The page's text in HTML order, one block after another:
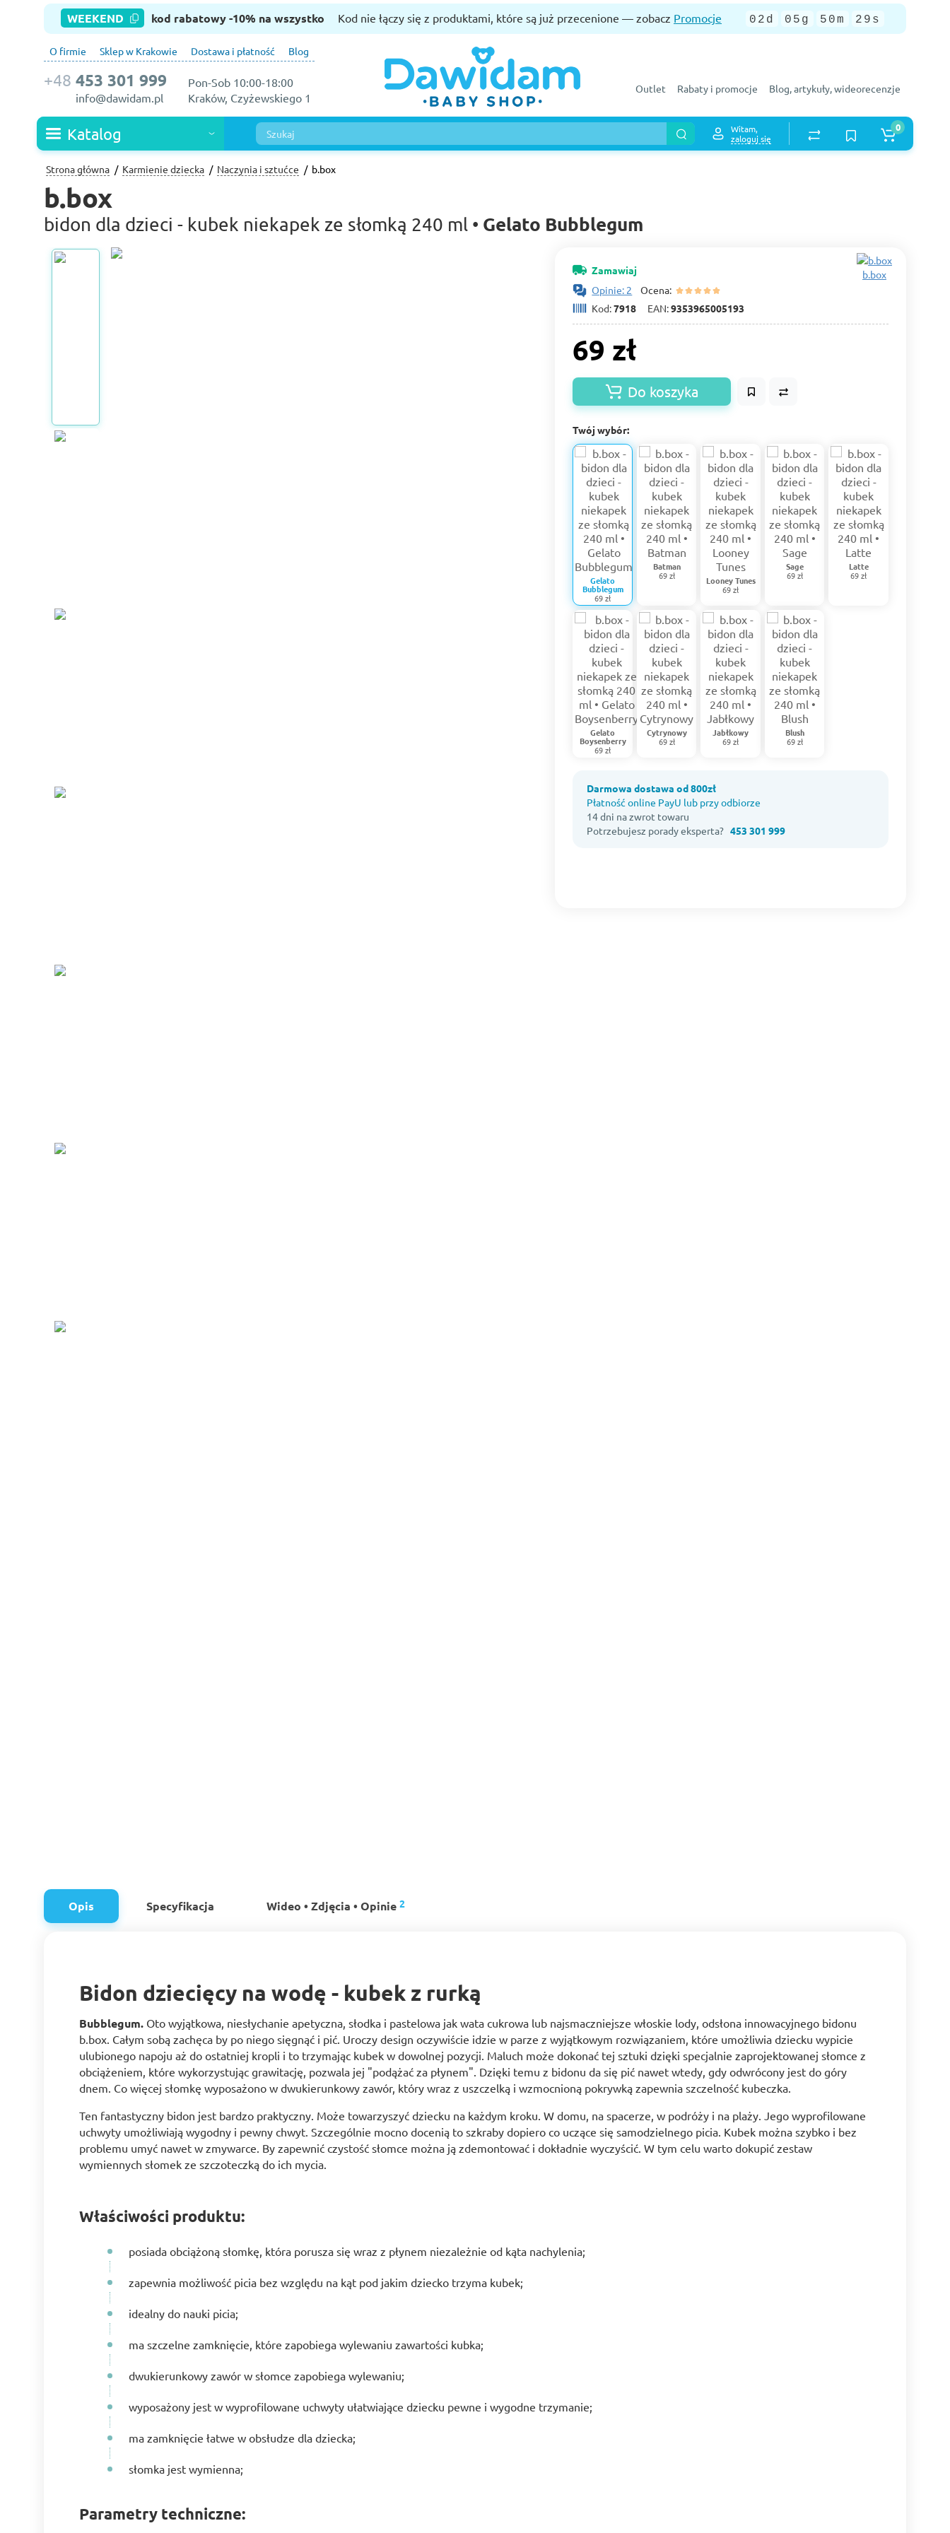
WEEKEND kod rabatowy -10% na wszystko Kod nie łączy się z produktami, które są już przecenione — zobacz Promocje 02d 05g 50m 28s
O firmie Sklep w Krakowie Dostawa i płatność Blog
Pon-Sob 10:00-18:00
Kraków, Czyżewskiego 1
+48 453 301 999
info@dawidam.pl
Outlet Rabaty i promocje Blog, artykuły, wideorecenzje
Katalog
Witam,
zaloguj się
0
Strona główna Karmienie dziecka Naczynia i sztućce b.box
b.box
bidon dla dzieci - kubek niekapek ze słomką 240 ml • Gelato Bubblegum
Zamawiaj
Opinie: 2 Ocena:
Kod:7918 EAN:9353965005193
b.box
69 zł
Do koszyka
Twój wybór:
Gelato
Bubblegum
69 zł
Batman
69 zł
Looney Tunes
69 zł
Sage
69 zł
Latte
69 zł
Gelato
Boysenberry
69 zł
Cytrynowy
69 zł
Jabłkowy
69 zł
Blush
69 zł
Darmowa dostawa od 800zł
Płatność online PayU lub przy odbiorze
14 dni na zwrot towaru
Potrzebujesz porady eksperta?453 301 999
Opis Specyfikacja Wideo • Zdjęcia • Opinie 2
Bidon dziecięcy na wodę - kubek z rurką
Bubblegum. Oto wyjątkowa, niesłychanie apetyczna, słodka i pastelowa jak wata cukrowa lub najsmaczniejsze włoskie lody, odsłona innowacyjnego bidonu
b.box. Całym sobą zachęca by po niego sięgnąć i pić. Uroczy design oczywiście idzie w parze z wyjątkowym rozwiązaniem, które umożliwia dziecku wypicie
ulubionego napoju aż do ostatniej kropli i to trzymając kubek w dowolnej pozycji. Maluch może dokonać tej sztuki dzięki specjalnie zaprojektowanej słomce z
obciążeniem, które wykorzystując grawitację, pozwala jej "podążać za płynem". Dzięki temu z bidonu da się pić nawet wtedy, gdy odwrócony jest do góry
dnem. Co więcej słomkę wyposażono w dwukierunkowy zawór, który wraz z uszczelką i wzmocnioną pokrywką zapewnia szczelność kubeczka.
Ten fantastyczny bidon jest bardzo praktyczny. Może towarzyszyć dziecku na każdym kroku. W domu, na spacerze, w podróży i na plaży. Jego wyprofilowane
uchwyty umożliwiają wygodny i pewny chwyt. Szczególnie mocno docenią to szkraby dopiero co uczące się samodzielnego picia. Kubek można szybko i bez
problemu umyć nawet w zmywarce. By zapewnić czystość słomce można ją zdemontować i dokładnie wyczyścić. W tym celu warto dokupić zestaw
wymiennych słomek ze szczoteczką do ich mycia.
Właściwości produktu:
posiada obciążoną słomkę, która porusza się wraz z płynem niezależnie od kąta nachylenia;
zapewnia możliwość picia bez względu na kąt pod jakim dziecko trzyma kubek;
idealny do nauki picia;
ma szczelne zamknięcie, które zapobiega wylewaniu zawartości kubka;
dwukierunkowy zawór w słomce zapobiega wylewaniu;
wyposażony jest w wyprofilowane uchwyty ułatwiające dziecku pewne i wygodne trzymanie;
ma zamknięcie łatwe w obsłudze dla dziecka;
słomka jest wymienna;
Parametry techniczne: